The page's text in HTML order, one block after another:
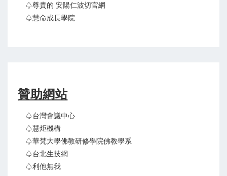
♤尊貴的 安陽仁波切官網
♤慧命成長學院
贊助網站
♤台灣會議中心
♤慧炬機構
♤華梵大學佛教研修學院佛教學系
♤台北生技網
♤利他無我